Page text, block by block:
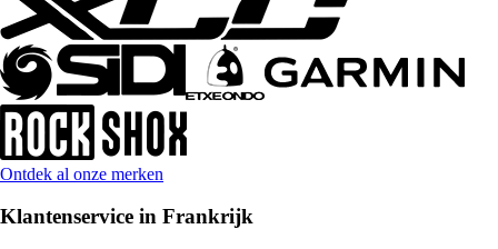
Ontdek al onze merken
Klantenservice in Frankrijk